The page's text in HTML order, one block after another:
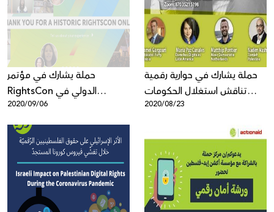
حملة يشارك في مؤتمر
RightsCon الدولي في
مواضيع التجسس الإلكتروني،
إدارة المحتوى والبنية التحتية
للانترنت
2020/09/06
حملة يشارك في حوارية رقمية
تناقش استغلال الحكومات
لجائحة كورونا المستجد لفرض
الديمقراطية
2020/08/23